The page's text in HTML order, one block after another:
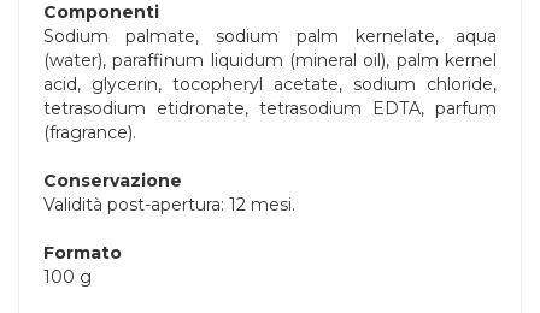
Componenti
Sodium palmate, sodium palm kernelate, aqua
(water), paraffinum liquidum (mineral oil), palm kernel
acid, glycerin, tocopheryl acetate, sodium chloride,
tetrasodium etidronate, tetrasodium EDTA, parfum
(fragrance).
Conservazione
Validità post-apertura: 12 mesi.
Formato
100 g